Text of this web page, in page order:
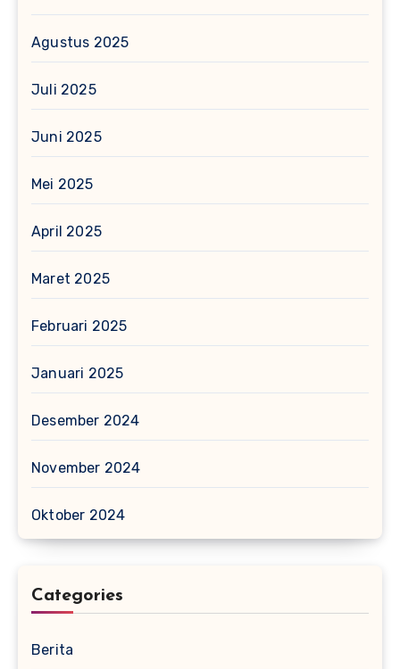
Agustus 2025
Juli 2025
Juni 2025
Mei 2025
April 2025
Maret 2025
Februari 2025
Januari 2025
Desember 2024
November 2024
Oktober 2024
Categories
Berita